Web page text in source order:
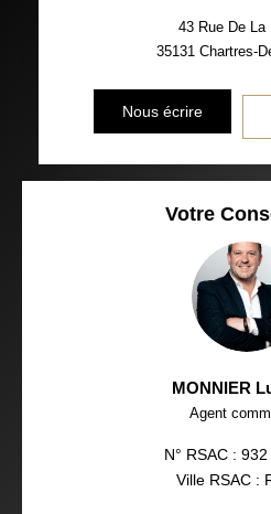
43 Rue De La
35131 Chartres-
Nous écrire
Votre
MONNIER
Agent
N° RSAC :
Ville RSAC :